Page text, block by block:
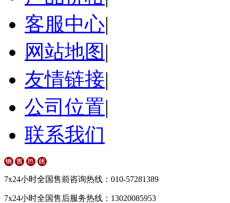
客服中心|
网站地图 |
友情链接|
公司位置|
联系我们
7x24小时全国售前咨询热线：010-57281389
7x24小时全国售后服务热线：13020085953